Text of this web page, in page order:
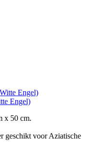
Engel)
x 50 cm.
geschikt voor Aziatische